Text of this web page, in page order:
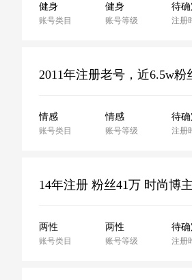
健身
账号类目
健身
账号等级
待确
注册
情感
账号类目
情感
账号等级
待确
注册
14年注册 粉丝41万 时尚博
两性
账号类目
两性
账号等级
待确
注册